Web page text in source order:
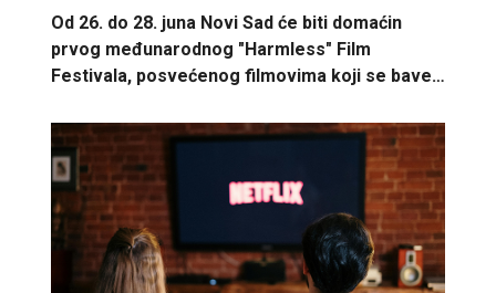
Od 26. do 28. juna Novi Sad će biti domaćin
prvog međunarodnog "Harmless" Film
Festivala, posvećenog filmovima koji se bave…